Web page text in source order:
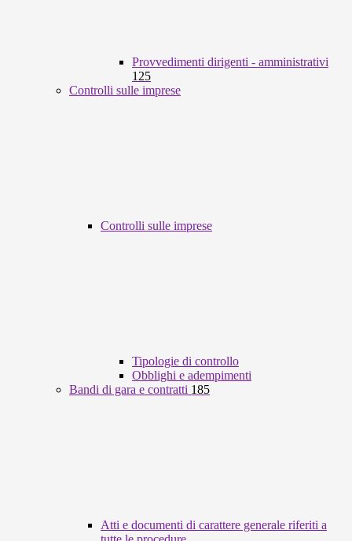
Provvedimenti dirigenti - amministrativi
125
Controlli sulle imprese
Controlli sulle imprese
Tipologie di controllo
Obblighi e adempimenti
Bandi di gara e contratti 185
Atti e documenti di carattere generale riferiti a